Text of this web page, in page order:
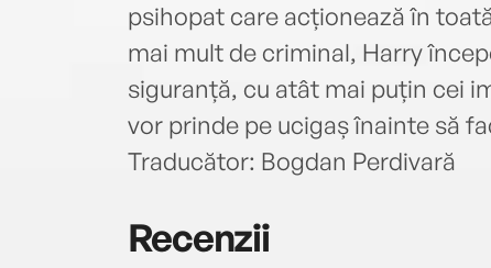
psihopat care acționează în
mai mult de criminal, Harry
siguranță, cu atât mai puțin cei
vor prinde pe ucigaș înainte să
Traducător: Bogdan Perdivară
Recenzii